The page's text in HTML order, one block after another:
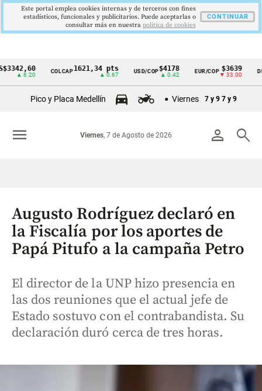
Cintillo
Colombia
COLCAP1621,34 pts USD/COP$4178
▲ 0.42
EUR/COP $3639
▼ 33.00
Pico y Placa Medellín Viernes 7 y 9 7 y 9
person search
Viernes, 7 de Agosto de 2026
menu
Augusto Rodríguez declaró en
la Fiscalía por los aportes de
Papá Pitufo a la campaña Petro
El director de la UNP hizo presencia en
las dos reuniones que el actual jefe de
Estado sostuvo con el contrabandista. Su
declaración duró cerca de tres horas.
Este portal emplea cookies internas y de terceros con fines
estadísticos, funcionales y publicitarios. Puede aceptarlas o
consultar más en nuestra politica de cookies
CONTINUAR